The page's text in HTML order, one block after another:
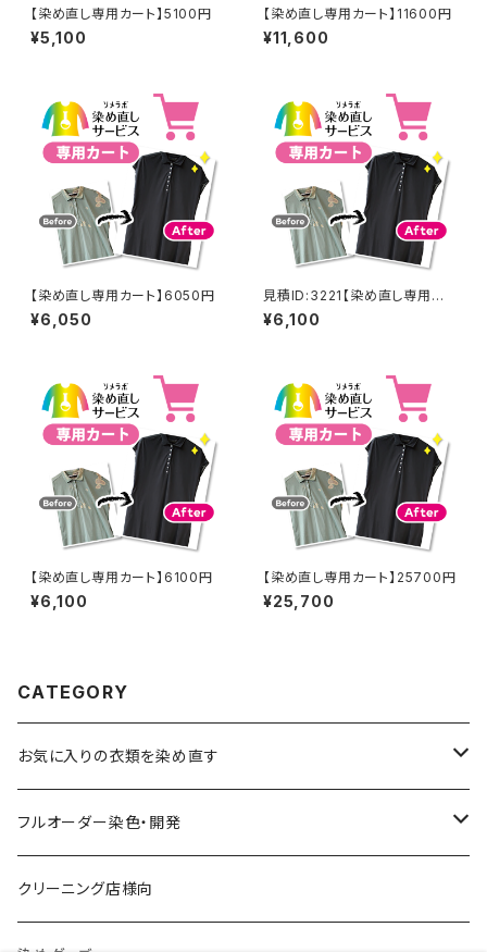
【染め直し専用カート】5100円
¥5,100
【染め直し専用カート】11600円
¥11,600
【染め直し専用カート】6050円
¥6,050
見積ID:3221【染め直し専用カ
ート】6100円
¥6,100
【染め直し専用カート】6100円
¥6,100
【染め直し専用カート】25700円
¥25,700
CATEGORY
お気に入りの衣類を染め直す
綿系 100%
黒染め/Black
紺染め/Navy
綿90%以上+合成繊維
フルオーダー染色・開発
カラーマッチング
クリーニング店様向